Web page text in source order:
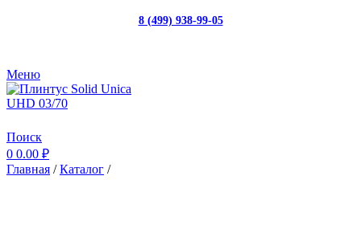
8 (499) 938-99-05
Меню
Поиск
0 0.00 ₽
Главная /Каталог /